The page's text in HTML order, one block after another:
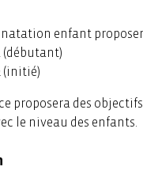
natation enfant
(débutant)
(initié)
proposera des
le niveau des enfants.